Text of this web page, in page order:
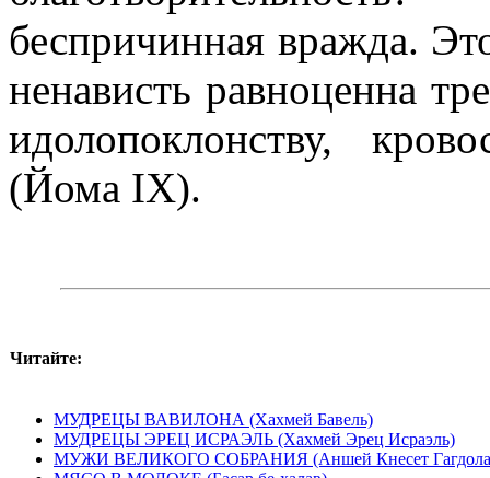
беспричинная вражда.
ненависть равноценна
идолопоклонству,
(Йома IX).
Читайте:
МУДРЕЦЫ ВАВИЛОНА (Хахмей Бавель)
МУДРЕЦЫ ЭРЕЦ ИСРАЭЛЬ (Хахмей Эрец Исраэль)
МУЖИ ВЕЛИКОГО СОБРАНИЯ (Аншей Кнесет